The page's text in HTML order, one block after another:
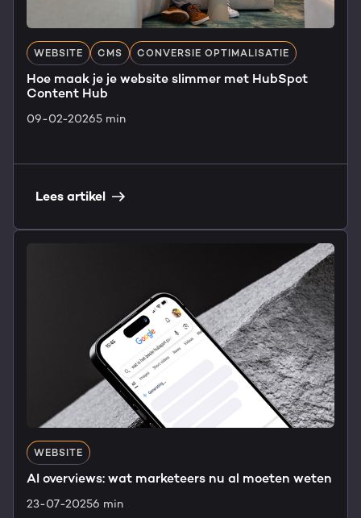
WEBSITE CMS CONVERSIE OPTIMALISATIE
Hoe maak je je website slimmer met HubSpot
Content Hub
09-02-20265 min
Lees artikel
WEBSITE
AI overviews: wat marketeers nu al moeten weten
23-07-20256 min